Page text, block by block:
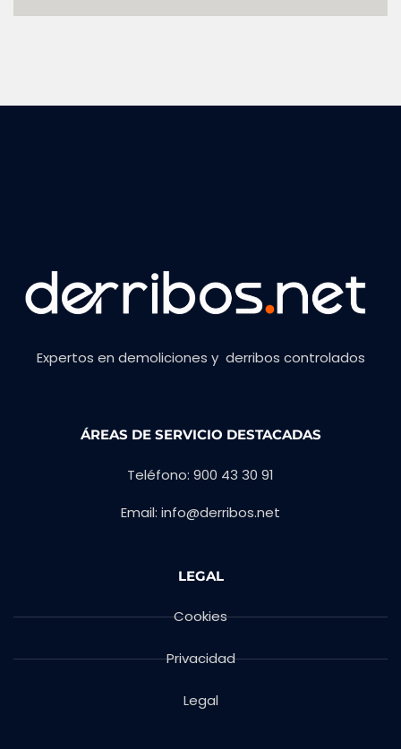
Expertos en demoliciones y derribos controlados
ÁREAS DE SERVICIO DESTACADAS
Teléfono: 900 43 30 91
Email: info@derribos.net
LEGAL
Cookies
Privacidad
Legal